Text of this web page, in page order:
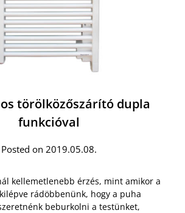
törölközőszárító dupla
funkcióval
Posted on 2019.05.08.
kellemetlenebb érzés, mint amikor a
rádöbbenünk, hogy a puha
beburkolni a testünket,